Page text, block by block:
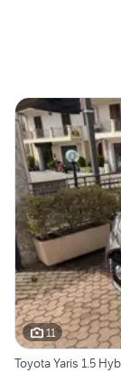
11
Toyota Yaris 1.5